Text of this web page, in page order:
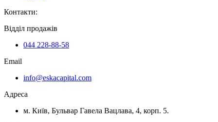
Контакти:
Відділ продажів
044 228-88-58
Email
info@eskacapital.com
Адреса
м. Київ, Бульвар Гавела Вацлава, 4, корп. 5.